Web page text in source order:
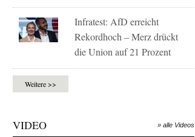
Infratest: AfD erreicht
Rekordhoch – Merz drückt
die Union auf 21 Prozent
Weitere >>
VIDEO » alle Videos